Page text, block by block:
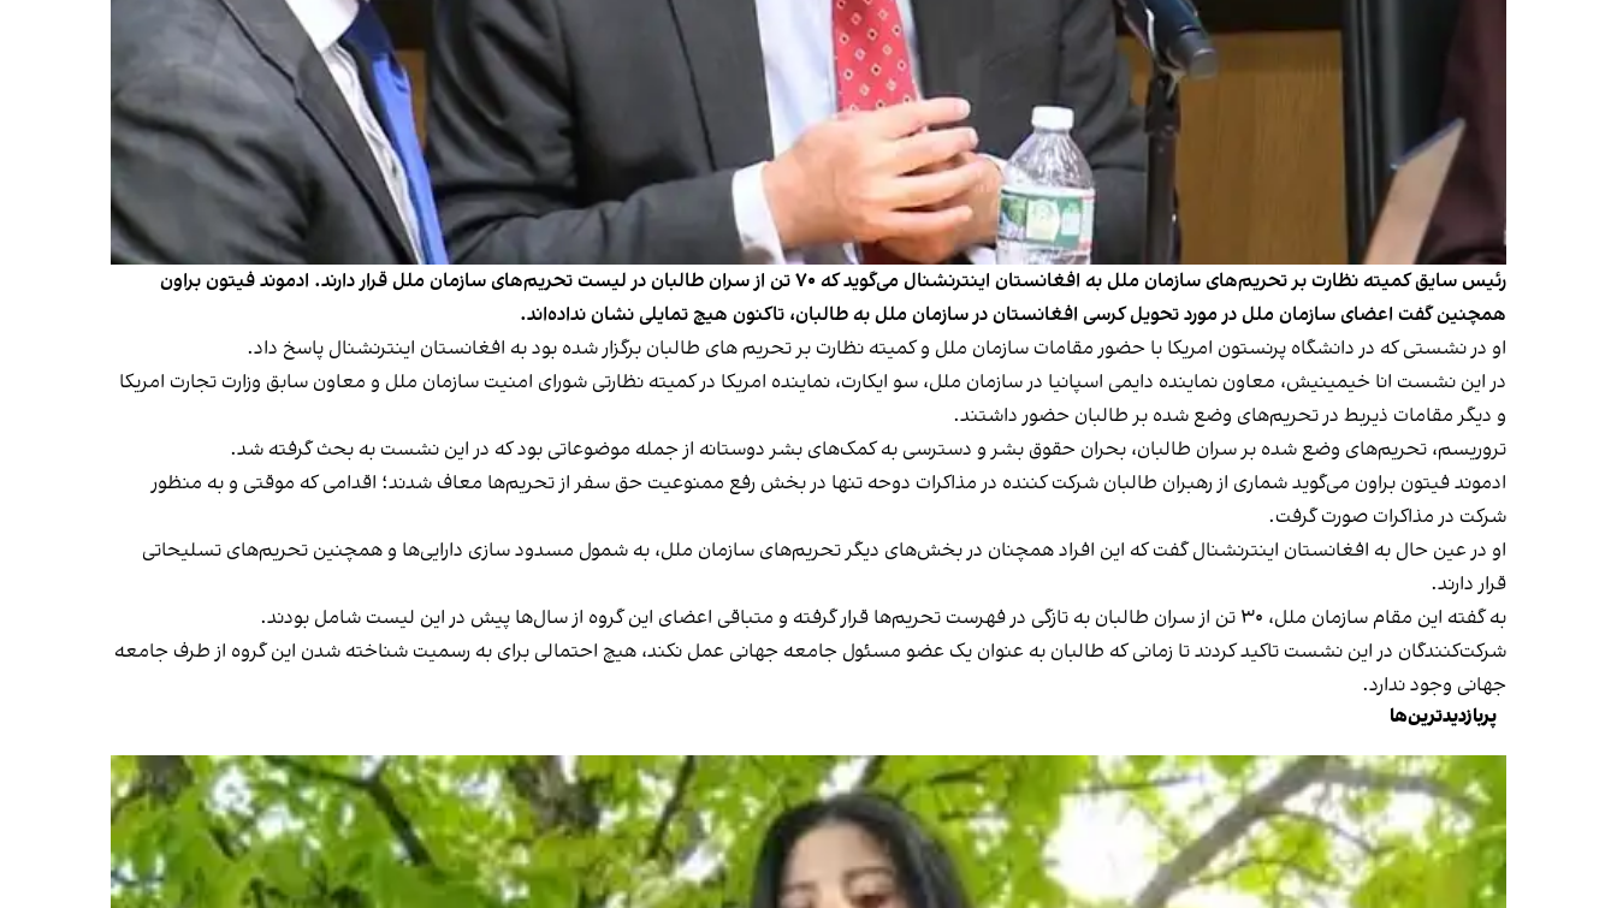
رئیس سایق کمیته نظارت بر تحریم‌های سازمان ملل به افغانستان اینترنشنال می‌گوید که ۷۰ تن از سران طالبان در لیست تحریم‌های سازمان ملل قرار دارند. ادموند فیتون براون
همچنین گفت اعضای سازمان ملل در‌ مورد تحویل کرسی افغانستان در سازمان ملل به طالبان، تاکنون هیچ تمایلی نشان نداده‌اند.
او در نشستی که در دانشگاه پرنستون امریکا با حضور مقامات سازمان ملل و کمیته نظارت بر تحریم های طالبان برگزار شده بود به افغانستان اینترنشنال پاسخ داد.
در این نشست انا خیمینیش، معاون نماینده دایمی اسپانیا در سازمان ملل، سو ایکارت، نماینده امریکا در کمیته نظارتی شورای امنیت سازمان ملل و معاون سابق وزارت تجارت امریکا
و دیگر مقامات ذیربط در تحریم‌های وضع شده بر طالبان حضور داشتند.
تروریسم، تحریم‌های وضع شده بر سران طالبان، بحران حقوق بشر و دسترسی به کمک‌های بشر دوستانه از جمله موضوعاتی بود که در این نشست به بحث گرفته شد.
ادموند فیتون براون می‌گوید شماری از رهبران طالبان شرکت کننده در مذاکرات دوحه تنها در بخش رفع ممنوعیت حق سفر از تحریم‌ها معاف شدند؛ اقدامی که موقتی و به منظور
شرکت در مذاکرات صورت گرفت.
او در عین حال به افغانستان اینترنشنال گفت که این افراد همچنان در بخش‌های دیگر تحریم‌های سازمان ملل، به شمول مسدود سازی دارایی‌ها و همچنین تحریم‌های تسلیحاتی
قرار دارند.
به گفته این مقام سازمان ملل، ۳۰ تن از سران طالبان به تازگی در فهرست تحریم‌ها قرار گرفته و متباقی اعضای این گروه از سال‌ها پیش در این لیست شامل بودند.
شرکت‌کنندگان در این نشست تاکید کردند تا زمانی که طالبان به عنوان یک عضو مسئول جامعه جهانی عمل نکند، هیچ احتمالی برای به رسمیت شناخته شدن این گروه از طرف جامعه
جهانی وجود ندارد.
پربازدیدترین‌ها